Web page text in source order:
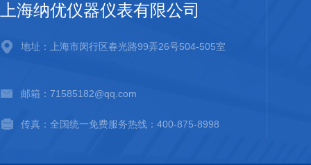
上海纳优仪器仪表有限公司
地址：上海市闵行区春光路99弄26号504-505室
邮箱：71585182@qq.com
传真：全国统一免费服务热线：400-875-8998